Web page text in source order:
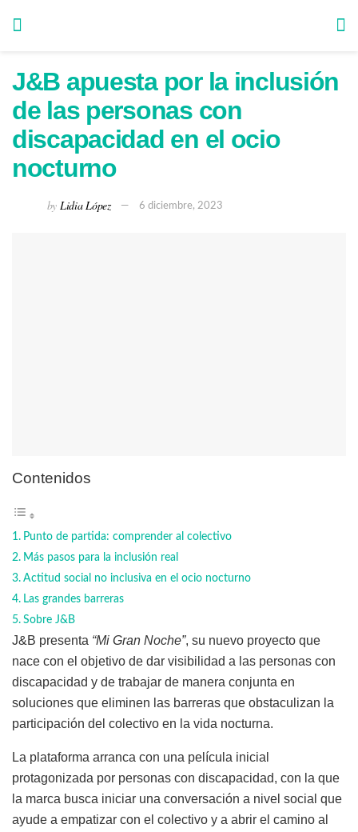
J&B apuesta por la inclusión
de las personas con
discapacidad en el ocio
nocturno
by Lidia López 6 diciembre, 2023
Contenidos
Punto de partida: comprender al colectivo
Más pasos para la inclusión real
Actitud social no inclusiva en el ocio nocturno
Las grandes barreras
Sobre J&B
J&B presenta “Mi Gran Noche”, su nuevo proyecto que
nace con el objetivo de dar visibilidad a las personas con
discapacidad y de trabajar de manera conjunta en
soluciones que eliminen las barreras que obstaculizan la
participación del colectivo en la vida nocturna.
La plataforma arranca con una película inicial
protagonizada por personas con discapacidad, con la que
la marca busca iniciar una conversación a nivel social que
ayude a empatizar con el colectivo y a abrir el camino al